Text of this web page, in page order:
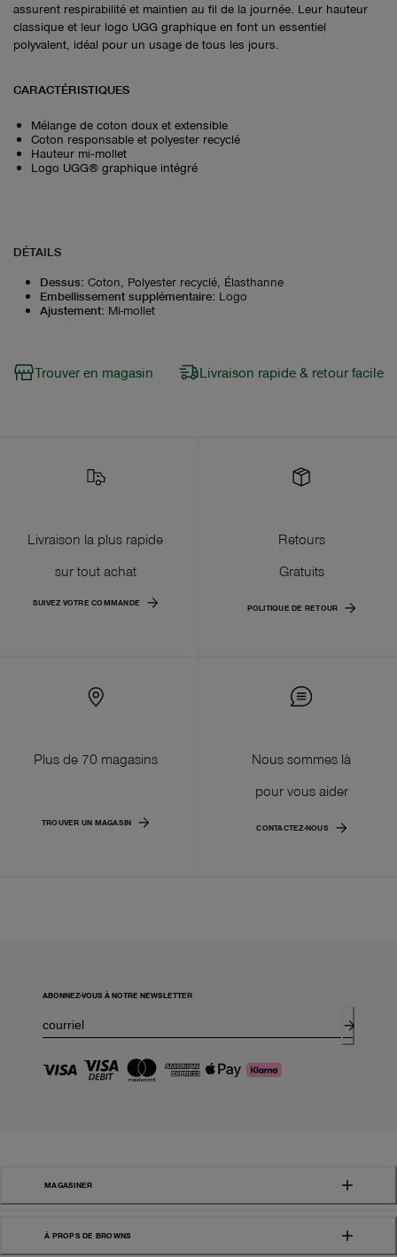
assurent respirabilité et maintien au fil de la journée. Leur hauteur
classique et leur logo UGG graphique en font un essentiel
polyvalent, idéal pour un usage de tous les jours.
CARACTÉRISTIQUES
Mélange de coton doux et extensible
Coton responsable et polyester recyclé
Hauteur mi‑mollet
Logo UGG® graphique intégré
DÉTAILS
Dessus: Coton, Polyester recyclé, Élasthanne
Embellissement supplémentaire: Logo
Ajustement: Mi-mollet
Trouver en magasin Livraison rapide & retour facile
Livraison la plus rapide
sur tout achat
SUIVEZ VOTRE COMMANDE
Retours
Gratuits
POLITIQUE DE RETOUR
Plus de 70 magasins
TROUVER UN MAGASIN
Nous sommes là
pour vous aider
CONTACTEZ-NOUS
ABONNEZ-VOUS À NOTRE NEWSLETTER
MAGASINER
À PROPS DE BROWNS